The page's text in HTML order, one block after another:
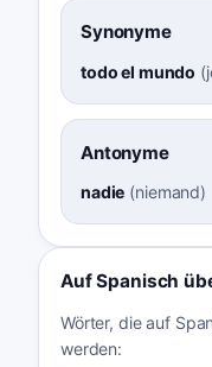
Synonyme
todo el mundo (
Antonyme
nadie (niemand)
Auf Spanisch
Wörter, die auf
werden: